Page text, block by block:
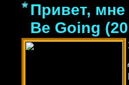
Привет,
Be Going